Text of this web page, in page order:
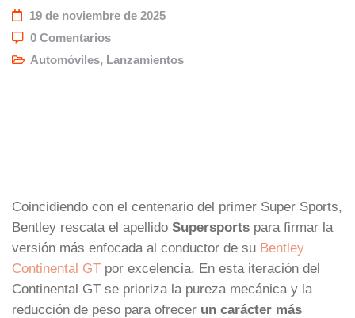
19 de noviembre de 2025
0 Comentarios
Automóviles, Lanzamientos
Coincidiendo con el centenario del primer Super Sports,
Bentley rescata el apellido Supersports para firmar la
versión más enfocada al conductor de su Bentley
Continental GT por excelencia. En esta iteración del
Continental GT se prioriza la pureza mecánica y la
reducción de peso para ofrecer un carácter más